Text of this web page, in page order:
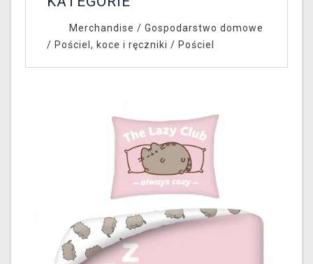
Merchandise / Gospodarstwo domowe
/ Pościel, koce i ręczniki / Pościel